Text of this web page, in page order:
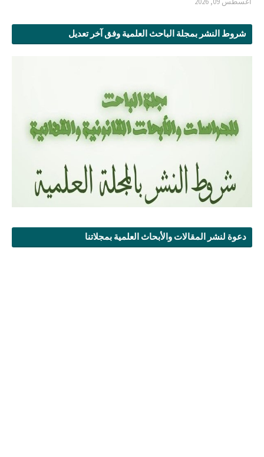
شروط النشر بمجلة الباحث العلمية وفق آخر تعديل
دعوة لنشر المقالات والأبحاث العلمية بمجلاتنا